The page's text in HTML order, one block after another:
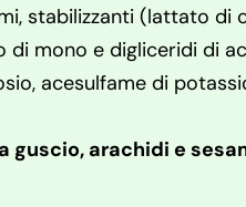
stabilizzanti (lattato
mono e digliceridi di
acesulfame di
arachidi e